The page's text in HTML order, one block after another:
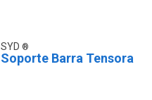
SYD
Soporte Barra Tensora